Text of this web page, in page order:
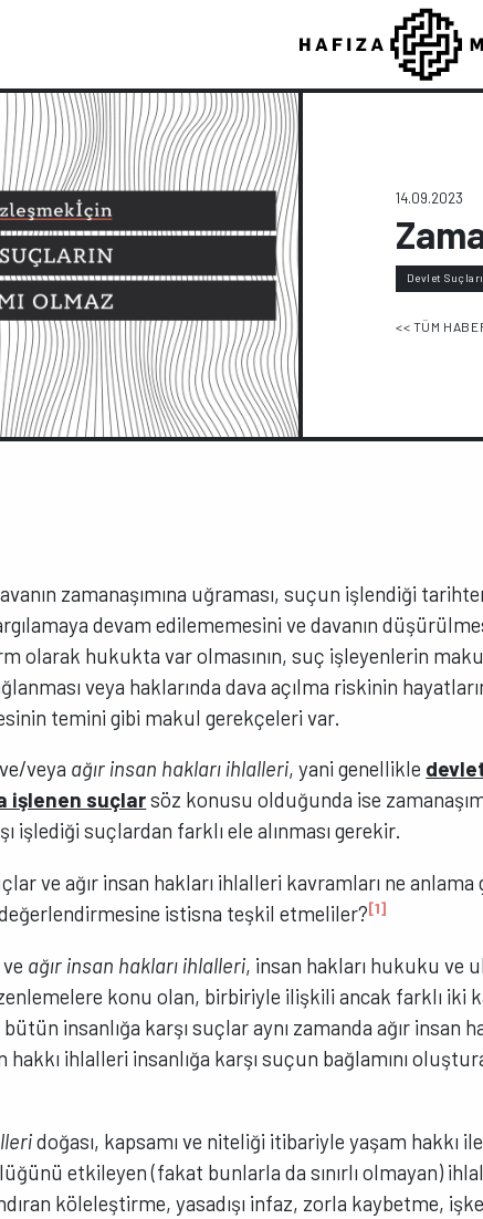
14.09.2023
Devlet Suçları
<< TÜM
zamanaşımına uğraması, suçun işlendiği
devam edilememesini ve davanın
olarak hukukta var olmasının, suç işleyenlerin
veya haklarında dava açılma riskinin
temini gibi makul gerekçeleri var.
ve/veya ağır insan hakları ihlalleri, yani genellikle
işlenen suçlarsöz konusu olduğunda ise
işlediği suçlardan farklı ele alınması gerekir.
ve ağır insan hakları ihlalleri kavramları ne anlama
istisna teşkil etmeliler?[1]
ve ağır insan hakları ihlalleri, insan hakları hukuku ve
konu olan, birbiriyle ilişkili ancak farklı iki
insanlığa karşı suçlar aynı zamanda ağır insan
hakkı ihlalleri insanlığa karşı suçun bağlamını
doğası, kapsamı ve niteliği itibariyle yaşam hakkı
etkileyen (fakat bunlarla da sınırlı olmayan)
köleleştirme, yasadışı infaz, zorla kaybetme,